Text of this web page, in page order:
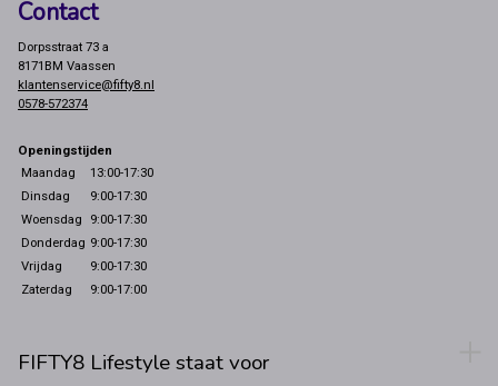
Contact
Dorpsstraat 73 a
8171BM Vaassen
klantenservice@fifty8.nl
0578-572374
Openingstijden
Maandag
13:00-17:30
Dinsdag
9:00-17:30
Woensdag
9:00-17:30
Donderdag 9:00-17:30
Vrijdag
9:00-17:30
Zaterdag
9:00-17:00
FIFTY8 Lifestyle staat voor